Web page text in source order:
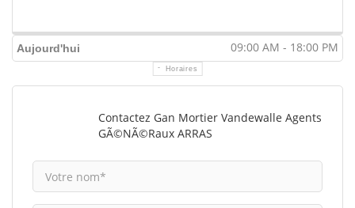
Aujourd'hui 09:00 AM - 18:00 PM
Horaires
Contactez Gan Mortier Vandewalle Agents
GÃ©nÃ©raux ARRAS